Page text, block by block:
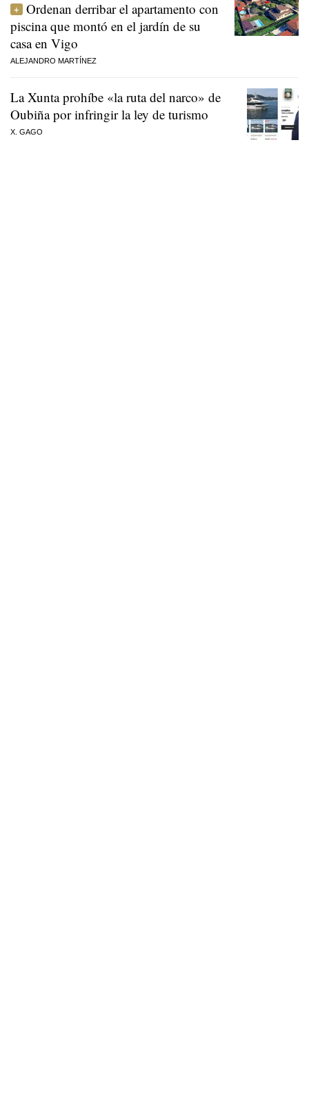
Ordenan derribar el apartamento con
piscina que montó en el jardín de su
casa en Vigo
ALEJANDRO MARTÍNEZ
La Xunta prohíbe «la ruta del narco» de
Oubiña por infringir la ley de turismo
X. GAGO